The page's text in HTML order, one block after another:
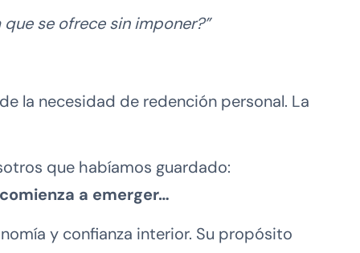
se ofrece sin imponer?”
la necesidad de redención personal. La
que habíamos guardado:
a emerger…
y confianza interior. Su propósito